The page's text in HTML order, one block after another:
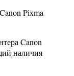
Pixma
Canon
наличия